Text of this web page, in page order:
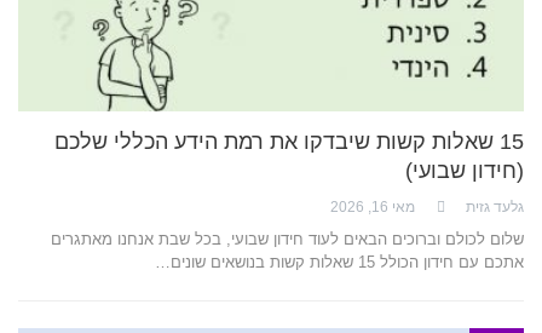
15 שאלות קשות שיבדקו את רמת הידע הכללי שלכם
(חידון שבועי)
גלעד גזית מאי 16, 2026
שלום לכולם וברוכים הבאים לעוד חידון שבועי, בכל שבת אנחנו מאתגרים
אתכם עם חידון הכולל 15 שאלות קשות בנושאים שונים…